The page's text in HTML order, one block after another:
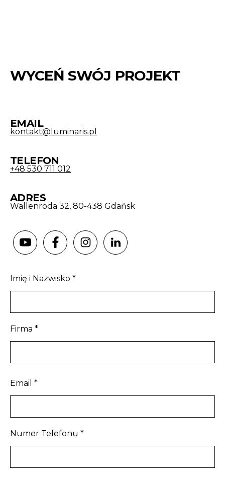
WYCEŃ SWÓJ PROJEKT
EMAIL
kontakt@luminaris.pl
TELEFON
+48 530 711 012
ADRES
Wallenroda 32, 80-438 Gdańsk
Imię i Nazwisko *
Firma *
Email *
Numer Telefonu *